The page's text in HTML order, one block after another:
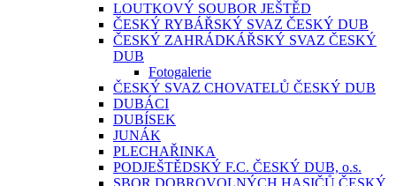
LOUTKOVÝ SOUBOR JEŠTĚD
ČESKÝ RYBÁŘSKÝ SVAZ ČESKÝ DUB
ČESKÝ ZAHRÁDKÁŘSKÝ SVAZ ČESKÝ
DUB
Fotogalerie
ČESKÝ SVAZ CHOVATELŮ ČESKÝ DUB
DUBÁCI
DUBÍSEK
JUNÁK
PLECHAŘINKA
PODJEŠTĚDSKÝ F.C. ČESKÝ DUB, o.s.
SBOR DOBROVOLNÝCH HASIČŮ ČESKÝ